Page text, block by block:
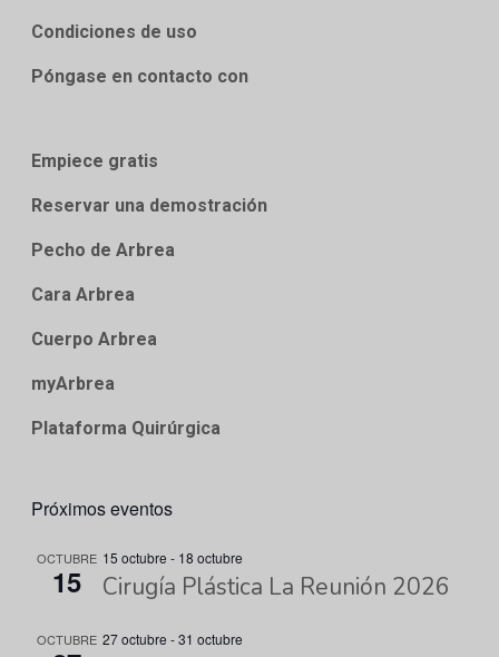
Condiciones de uso
Póngase en contacto con
Empiece gratis
Reservar una demostración
Pecho de Arbrea
Cara Arbrea
Cuerpo Arbrea
myArbrea
Plataforma Quirúrgica
Próximos eventos
OCTUBRE
15
15 octubre - 18 octubre
Cirugía Plástica La Reunión 2026
OCTUBRE 27 octubre -31 octubre